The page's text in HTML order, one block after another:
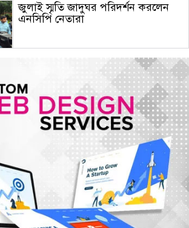
জুলাই স্মৃতি জাদুঘর পরিদর্শন করলেন
এনসিপি নেতারা
সৌদি আরব, তুরস্ক ও পাকিস্তানের মক্কা
চুক্তি স্বাক্ষর, কাগুজে চুক্তি সৌদিকে
নিরাপত্তা দেবে না- ইরান
হরমুজ সংকট: বিশ্ববাজারে আরও বাড়ল
মুক্তিযুদ্ধ কোনো রাজনৈতিক দলের যুদ্ধ
ছিল না : ভারপ্রাপ্ত রাষ্ট্রপতি